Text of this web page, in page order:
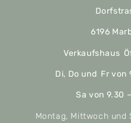
6196
Verkaufshaus
Di, Do und Fr von
Sa von 9.30
Montag, Mittwoch und